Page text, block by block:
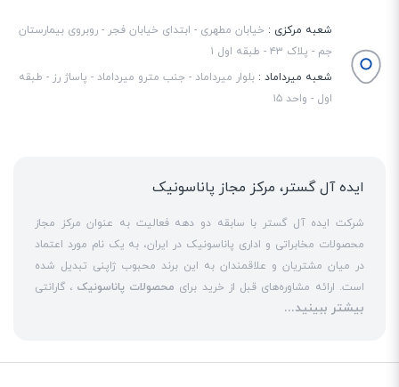
شعبه مرکزی : خیابان مطهری - ابتدای خیابان فجر - روبروی بیمارستان
جم - پلاک ۴۳ - طبقه اول ۱
شعبه میرداماد : بلوار میرداماد - جنب مترو میرداماد - پاساژ رز - طبقه
اول - واحد ۱۵
ایده آل گستر، مرکز مجاز پاناسونیک
شرکت ایده آل گستر با سابقه دو دهه فعالیت به عنوان مرکز مجاز
محصولات مخابراتی و اداری پاناسونیک در ایران، به یک نام مورد اعتماد
در میان مشتریان و علاقمندان به این برند محبوب ژاپنی تبدیل شده
است. ارائه مشاوره‌های قبل از خرید برایمحصولات پاناسونیک، گارانتی
18 ماهه معتبر و شرکتی برای کلیه محصولات عرضه شده و تعهد کامل
بیشتر ببینید...